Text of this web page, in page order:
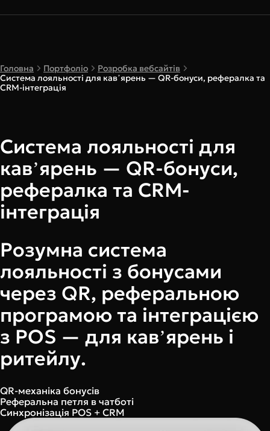
Головна Портфоліо
Розробка вебсайтів
Система лояльності для кавʼярень — QR-бонуси, рефералка та
CRM-інтеграція
Система лояльності для
кавʼярень — QR-бонуси,
рефералка та CRM-
інтеграція
Розумна система
лояльності з бонусами
через QR, реферальною
програмою та інтеграцією
з POS — для кавʼярень і
ритейлу.
QR-механіка бонусів
Реферальна петля в чатботі
Синхронізація POS + CRM